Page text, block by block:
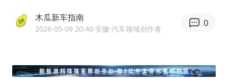
我国外贸延续良好增长态势
陈幸同晋级WTT横滨冠军赛8强
木瓜新车指南
2026-05-09 20:40·安徽·汽车领域创作者
0